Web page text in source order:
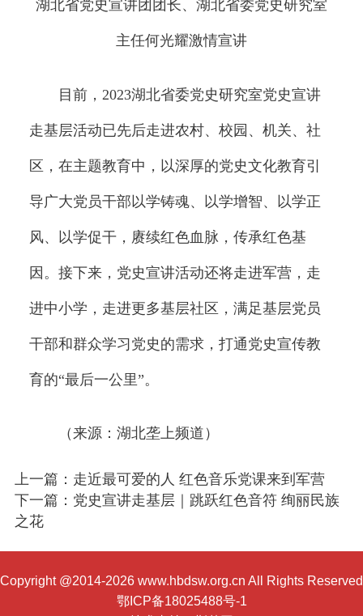
湖北省党史宣讲团团长、湖北省委党史研究室
主任何光耀激情宣讲
目前，2023湖北省委党史研究室党史宣讲
走基层活动已先后走进农村、校园、机关、社
区，在主题教育中，以深厚的党史文化教育引
导广大党员干部以学铸魂、以学增智、以学正
风、以学促干，赓续红色血脉，传承红色基
因。接下来，党史宣讲活动还将走进军营，走
进中小学，走进更多基层社区，满足基层党员
干部和群众学习党史的需求，打通党史宣传教
育的“最后一公里”。
（来源：湖北垄上频道）
上一篇：走近最可爱的人 红色音乐党课来到军营
下一篇：党史宣讲走基层｜跳跃红色音符 绚丽民族
之花
Copyright @2014-2026 www.hbdsw.org.cn All Rights Reserved
鄂ICP备18025488号-1